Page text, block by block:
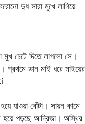
দুধ সারা মুখে লাগিয়ে
চেটে দিতে লাগলো সে।
প্রথমে ডান মাই ধরে মাইয়ের
যাওয়া বোঁটা। সায়ন কামে
হয়ে পড়ছে আদ্রিজা। অস্থির